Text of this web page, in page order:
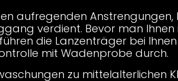
aufregenden Anstrengungen,
verdient. Bevor man Ihnen
die Lanzenträger bei
mit Wadenprobe durch.
zu mittelalterlichen